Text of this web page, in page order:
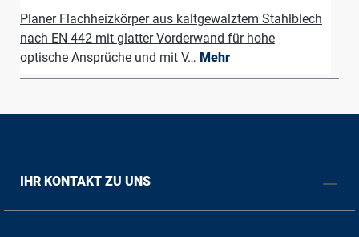
Planer Flachheizkörper aus kaltgewalztem Stahlblech
nach EN 442 mit glatter Vorderwand für hohe
optische Ansprüche und mit V… Mehr
IHR KONTAKT ZU UNS